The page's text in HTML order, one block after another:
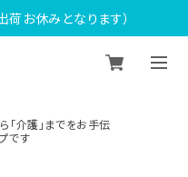
お休みとなります）
「介護」までをお手伝
です